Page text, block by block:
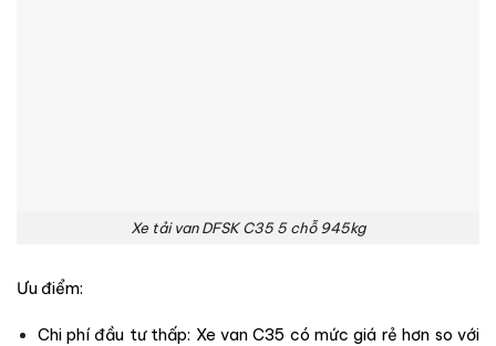
Xe tải van DFSK C35 5 chỗ 945kg
Ưu điểm:
Chi phí đầu tư thấp: Xe van C35 có mức giá rẻ hơn so với